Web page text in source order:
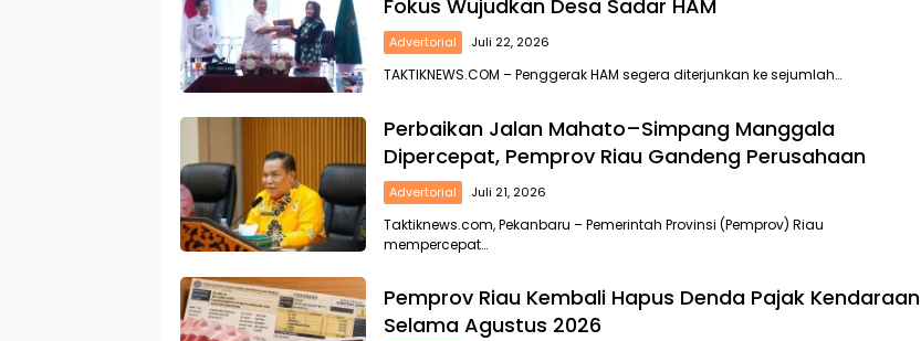
Fokus Wujudkan Desa Sadar HAM
Advertorial Juli 22, 2026
TAKTIKNEWS.COM – Penggerak HAM segera diterjunkan ke sejumlah…
Perbaikan Jalan Mahato–Simpang Manggala
Dipercepat, Pemprov Riau Gandeng Perusahaan
Advertorial Juli 21, 2026
Taktiknews.com, Pekanbaru – Pemerintah Provinsi (Pemprov) Riau
mempercepat…
Pemprov Riau Kembali Hapus Denda Pajak Kendaraan
Selama Agustus 2026